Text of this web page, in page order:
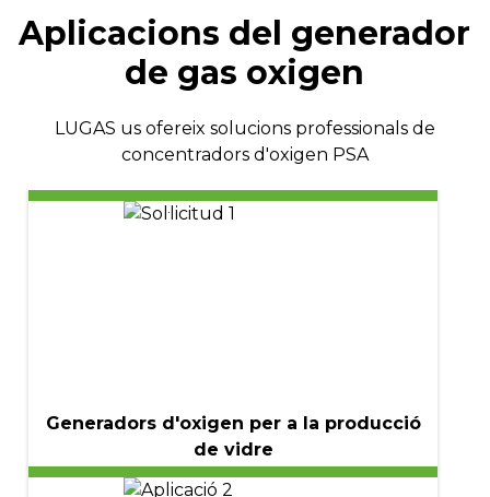
Aplicacions del generador
de gas oxigen
LUGAS us ofereix solucions professionals de
concentradors d'oxigen PSA
Generadors d'oxigen per a la producció
de vidre